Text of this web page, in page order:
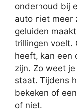
onderhoud bij
auto niet meer
geluiden
trillingen voelt.
heeft, kan een
zijn. Zo weet
staat. Tijdens
bekeken of
of niet.